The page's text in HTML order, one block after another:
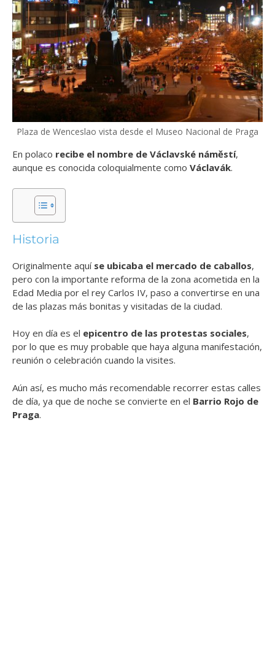
Plaza de Wenceslao vista desde el Museo Nacional de Praga
En polaco recibe el nombre de Václavské náměstí,
aunque es conocida coloquialmente como Václavák.
Historia
Originalmente aquí se ubicaba el mercado de caballos,
pero con la importante reforma de la zona acometida en la
Edad Media por el rey Carlos IV, paso a convertirse en una
de las plazas más bonitas y visitadas de la ciudad.
Hoy en día es el epicentro de las protestas sociales,
por lo que es muy probable que haya alguna manifestación,
reunión o celebración cuando la visites.
Aún así, es mucho más recomendable recorrer estas calles
de día, ya que de noche se convierte en el Barrio Rojo de
Praga.